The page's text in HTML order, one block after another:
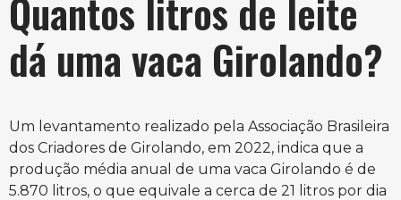
Quantos litros de leite
dá uma vaca Girolando?
Um levantamento realizado pela Associação Brasileira
dos Criadores de Girolando, em 2022, indica que a
produção média anual de uma vaca Girolando é de
5.870 litros, o que equivale a cerca de 21 litros por dia